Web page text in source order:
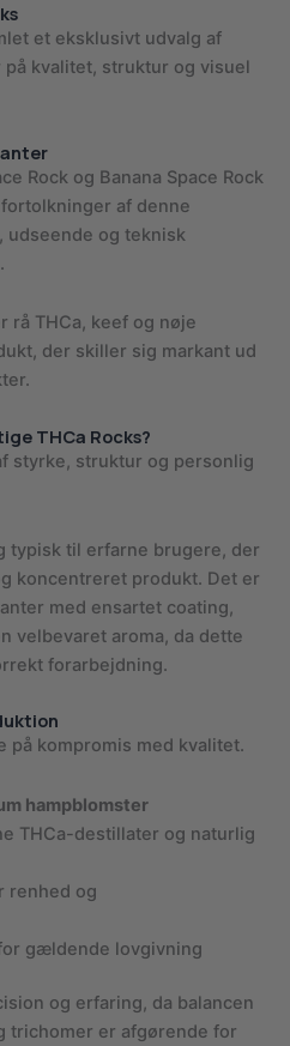
et eksklusivt udvalg af
kvalitet, struktur og visuel
Rock og Banana Space Rock
af denne
udseende og teknisk
rå THCa, keef og nøje
der skiller sig markant ud
THCa Rocks?
styrke, struktur og personlig
typisk til erfarne brugere, der
koncentreret produkt. Det er
med ensartet coating,
velbevaret aroma, da dette
forarbejdning.
på kompromis med kvalitet.
hampblomster
THCa-destillater og naturlig
renhed og
gældende lovgivning
og erfaring, da balancen
trichomer er afgørende for